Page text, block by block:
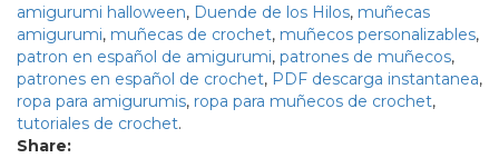
amigurumi halloween, Duende de los Hilos, muñecas
amigurumi, muñecas de crochet, muñecos personalizables,
patron en español de amigurumi, patrones de muñecos,
patrones en español de crochet, PDF descarga instantanea,
ropa para amigurumis, ropa para muñecos de crochet,
tutoriales de crochet.
Share: